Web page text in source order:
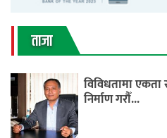
ताजा
विविधतामा
निर्माण गरौँ...